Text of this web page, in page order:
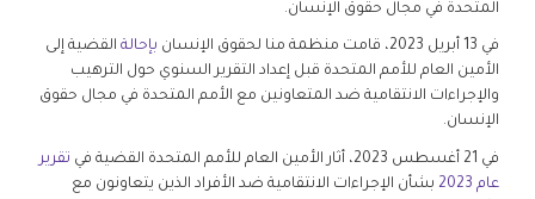
المتحدة في مجال حقوق الإنسان.
في 13 أبريل 2023، قامت منظمة منا لحقوق الإنسان بإحالة القضية إلى
الأمين العام للأمم المتحدة قبل إعداد التقرير السنوي حول الترهيب
والإجراءات الانتقامية ضد المتعاونين مع الأمم المتحدة في مجال حقوق
الإنسان.
في 21 أغسطس 2023، أثار الأمين العام للأمم المتحدة القضية في
تقرير
عام 2023
بشأن الإجراءات الانتقامية ضد الأفراد الذين يتعاونون مع